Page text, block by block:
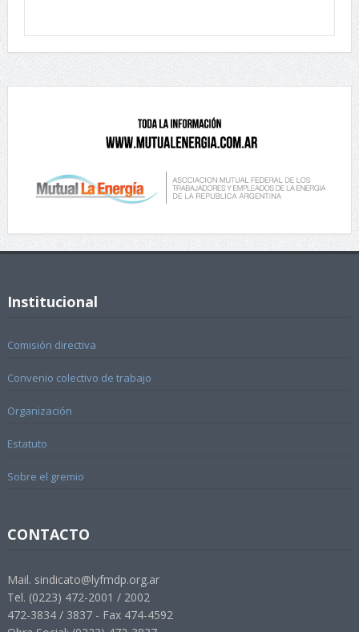
Institucional
Comisión directiva
Convenio colectivo de trabajo
Organización
Estatuto
Sobre el gremio
CONTACTO
Mail. sindicato@lyfmdp.org.ar
Tel. (0223) 472-2001 / 2002
472-3834 / 3837 - Fax 474-4592